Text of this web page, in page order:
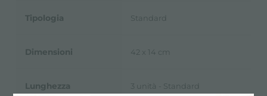
Tipologia Standard
Dimensioni 42 x 14 cm
Lunghezza 3 unità - Standard